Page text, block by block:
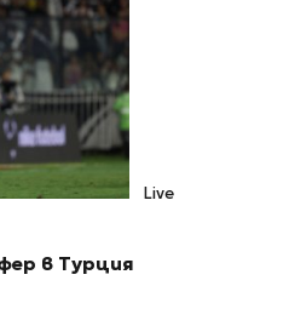
Live
в Турция